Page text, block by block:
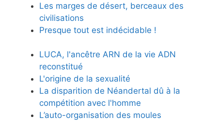
Les marges de désert, berceaux des
civilisations
Presque tout est indécidable !
LUCA, l'ancêtre ARN de la vie ADN
reconstitué
L'origine de la sexualité
La disparition de Néandertal dû à la
compétition avec l'homme
L’auto-organisation des moules